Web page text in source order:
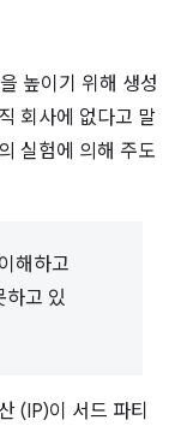
높이기 위해 생성
회사에 없다고 말
실험에 의해 주도
해하고
하고 있
(IP)이 서드 파티